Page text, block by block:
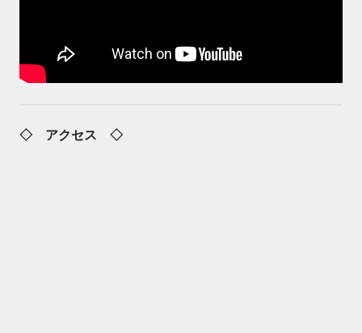
◇ アクセス ◇